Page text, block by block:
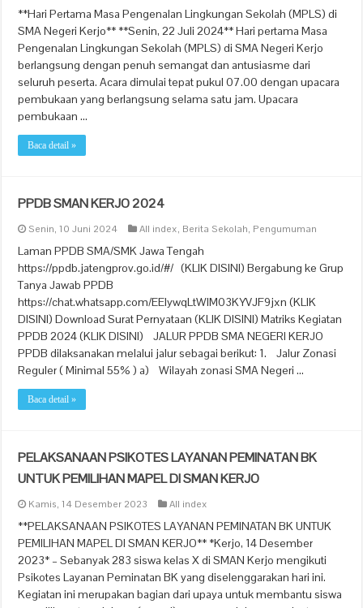
**Hari Pertama Masa Pengenalan Lingkungan Sekolah (MPLS) di
SMA Negeri Kerjo** **Senin, 22 Juli 2024** Hari pertama Masa
Pengenalan Lingkungan Sekolah (MPLS) di SMA Negeri Kerjo
berlangsung dengan penuh semangat dan antusiasme dari
seluruh peserta. Acara dimulai tepat pukul 07.00 dengan upacara
pembukaan yang berlangsung selama satu jam. Upacara
pembukaan …
Baca detail »
PPDB SMAN KERJO 2024
Senin, 10 Juni 2024 All index, Berita Sekolah, Pengumuman
Laman PPDB SMA/SMK Jawa Tengah
https://ppdb.jatengprov.go.id/#/ (KLIK DISINI) Bergabung ke Grup
Tanya Jawab PPDB
https://chat.whatsapp.com/EElywqLtWlM03KYVJF9jxn (KLIK
DISINI) Download Surat Pernyataan (KLIK DISINI) Matriks Kegiatan
PPDB 2024 (KLIK DISINI) JALUR PPDB SMA NEGERI KERJO
PPDB dilaksanakan melalui jalur sebagai berikut: 1. Jalur Zonasi
Reguler ( Minimal 55% ) a) Wilayah zonasi SMA Negeri …
Baca detail »
PELAKSANAAN PSIKOTES LAYANAN PEMINATAN BK
UNTUK PEMILIHAN MAPEL DI SMAN KERJO
Kamis, 14 Desember 2023 All index
**PELAKSANAAN PSIKOTES LAYANAN PEMINATAN BK UNTUK
PEMILIHAN MAPEL DI SMAN KERJO** *Kerjo, 14 Desember
2023* – Sebanyak 283 siswa kelas X di SMAN Kerjo mengikuti
Psikotes Layanan Peminatan BK yang diselenggarakan hari ini.
Kegiatan ini merupakan bagian dari upaya untuk membantu siswa